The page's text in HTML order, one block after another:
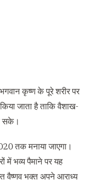
कृष्ण के पूरे शरीर पर
जाता है ताकि वैशाख-
सके।
तक मनाया जाएगा।
में भव्य पैमाने पर यह
वैष्णव भक्त अपने आराध्य